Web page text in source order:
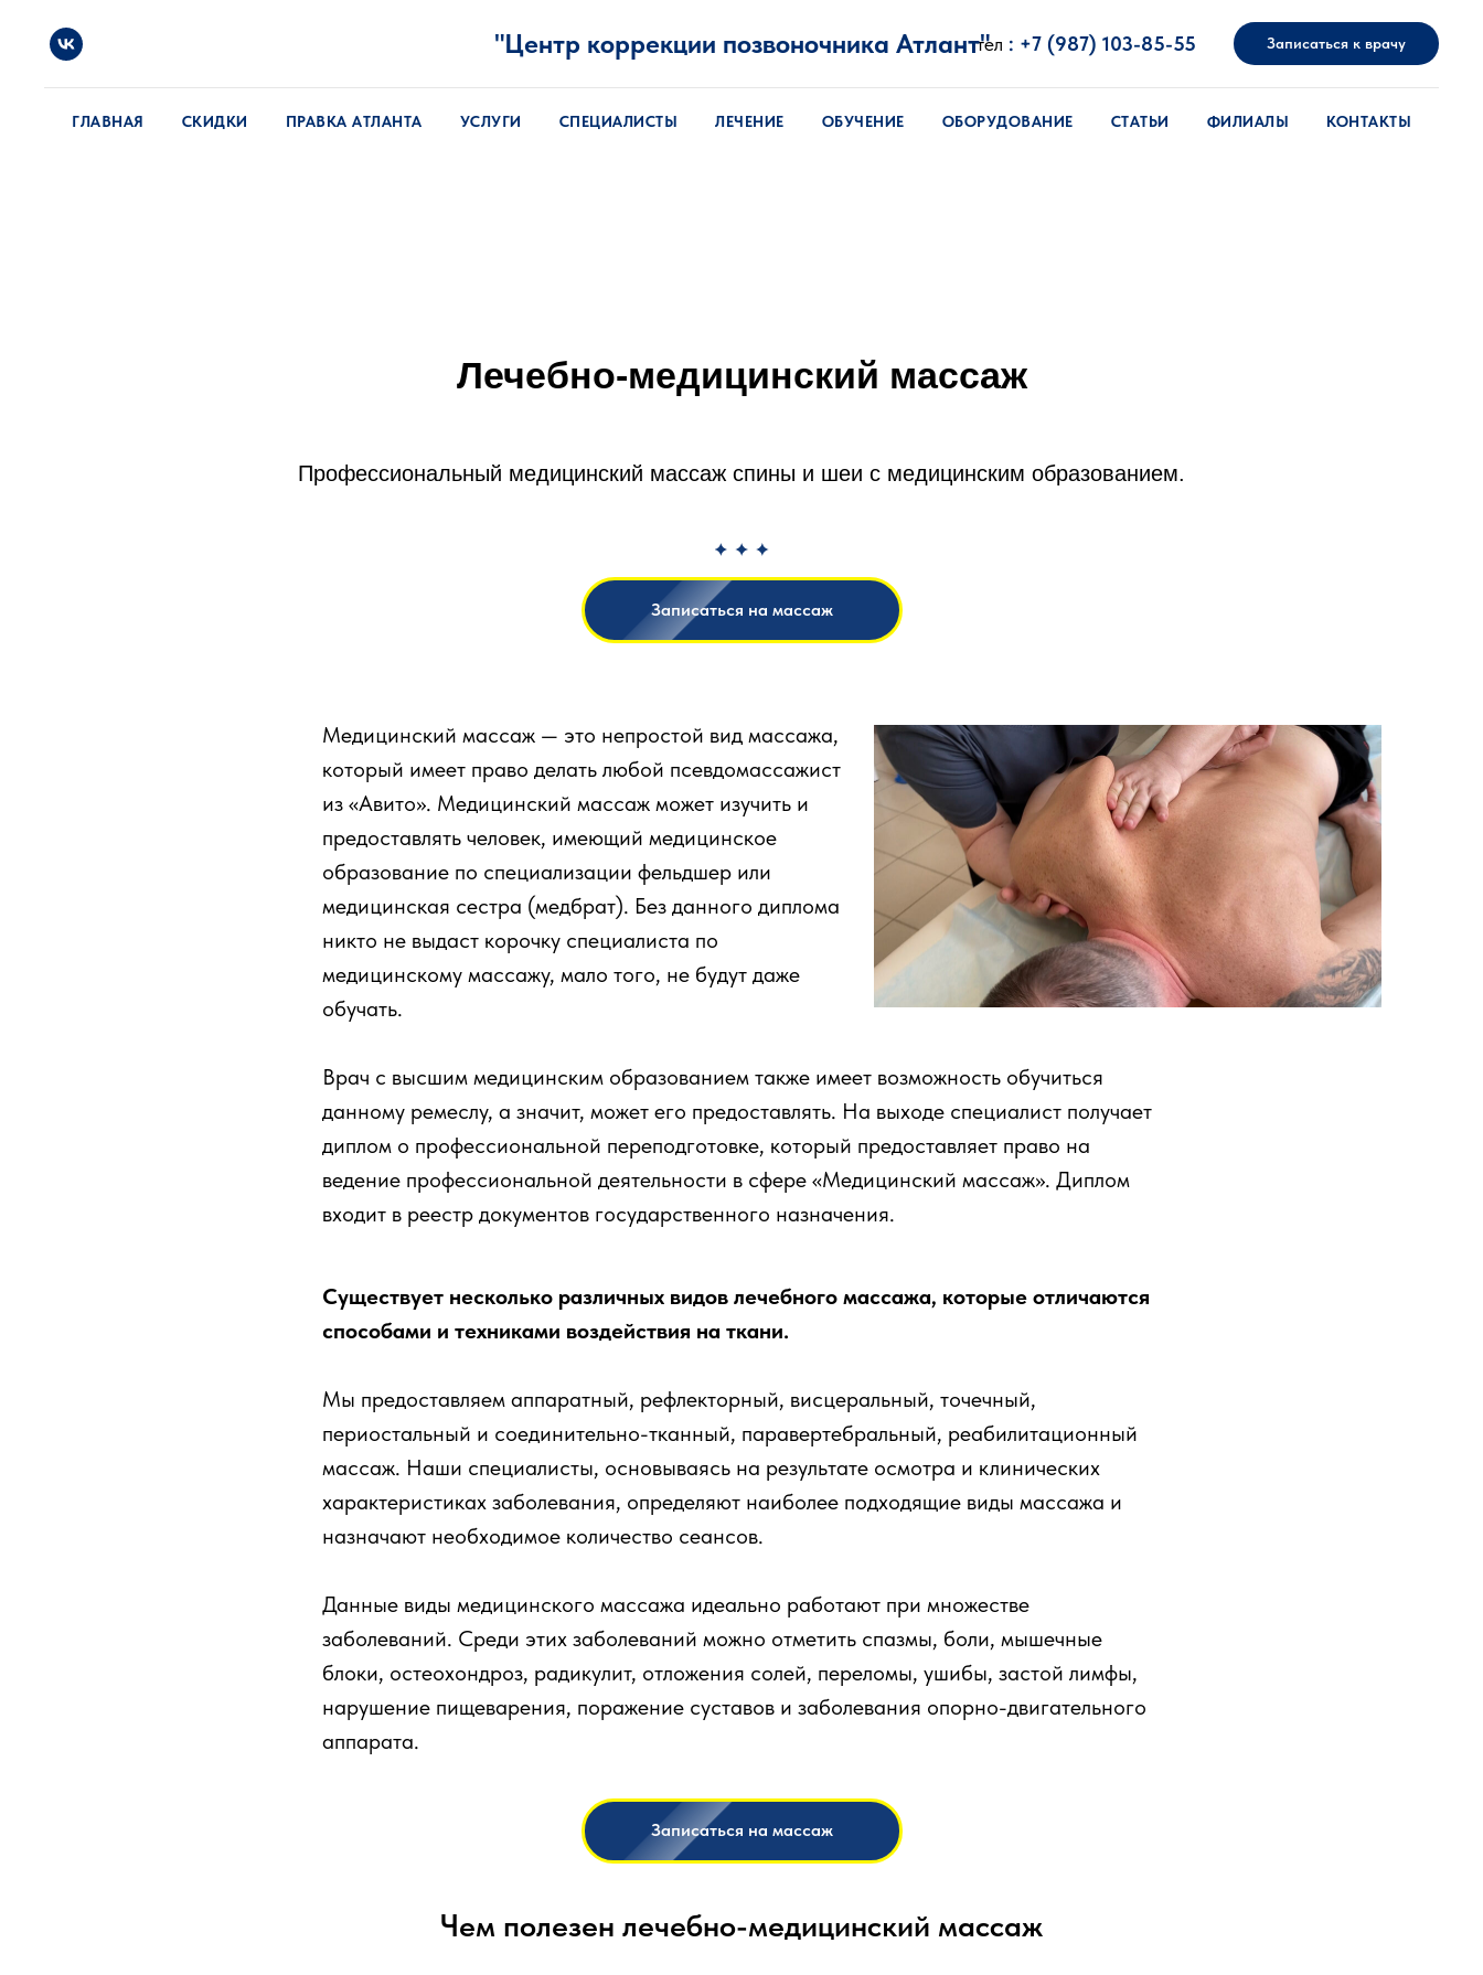
"Центр коррекции позвоночника Атлант"тел : +7 (987) 103-85-55 Записаться к врачу
ГЛАВНАЯ СКИДКИ ПРАВКА АТЛАНТА УСЛУГИ СПЕЦИАЛИСТЫ ЛЕЧЕНИЕ ОБУЧЕНИЕ ОБОРУДОВАНИЕ СТАТЬИ ФИЛИАЛЫ КОНТАКТЫ
Лечебно-медицинский массаж
Профессиональный медицинский массаж спины и шеи с медицинским образованием.
Записаться на массаж
Медицинский массаж — это непростой вид массажа,
который имеет право делать любой псевдомассажист
из «Авито». Медицинский массаж может изучить и
предоставлять человек, имеющий медицинское
образование по специализации фельдшер или
медицинская сестра (медбрат). Без данного диплома
никто не выдаст корочку специалиста по
медицинскому массажу, мало того, не будут даже
обучать.
Врач с высшим медицинским образованием также имеет возможность обучиться
данному ремеслу, а значит, может его предоставлять. На выходе специалист получает
диплом о профессиональной переподготовке, который предоставляет право на
ведение профессиональной деятельности в сфере «Медицинский массаж». Диплом
входит в реестр документов государственного назначения.
Существует несколько различных видов лечебного массажа, которые отличаются
способами и техниками воздействия на ткани.
Мы предоставляем аппаратный, рефлекторный, висцеральный, точечный,
периостальный и соединительно-тканный, паравертебральный, реабилитационный
массаж. Наши специалисты, основываясь на результате осмотра и клинических
характеристиках заболевания, определяют наиболее подходящие виды массажа и
назначают необходимое количество сеансов.
Данные виды медицинского массажа идеально работают при множестве
заболеваний. Среди этих заболеваний можно отметить спазмы, боли, мышечные
блоки, остеохондроз, радикулит, отложения солей, переломы, ушибы, застой лимфы,
нарушение пищеварения, поражение суставов и заболевания опорно-двигательного
аппарата.
Записаться на массаж
Чем полезен лечебно-медицинский массаж